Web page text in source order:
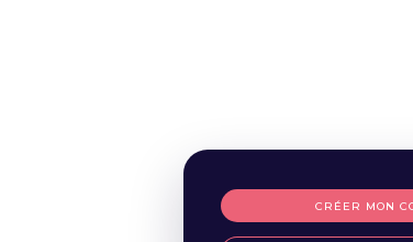
CRÉER MON